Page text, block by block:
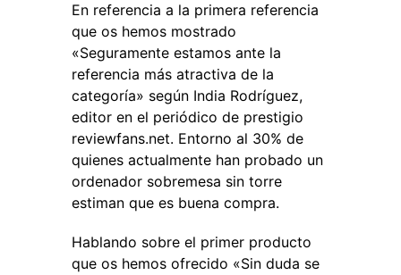
En referencia a la primera referencia
que os hemos mostrado
«Seguramente estamos ante la
referencia más atractiva de la
categoría» según India Rodríguez,
editor en el periódico de prestigio
reviewfans.net. Entorno al 30% de
quienes actualmente han probado un
ordenador sobremesa sin torre
estiman que es buena compra.
Hablando sobre el primer producto
que os hemos ofrecido «Sin duda se